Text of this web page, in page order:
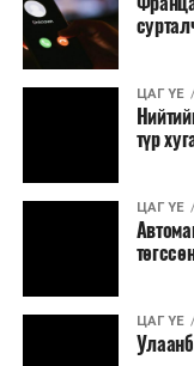
ЦАГ ҮЕ
түр
ЦАГ ҮЕ
ЦАГ ҮЕ